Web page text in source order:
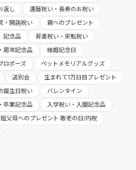
返し
還暦祝い・長寿のお祝い
・開店祝い
親へのプレゼント
記念品
昇進祝い・栄転祝い
周年記念品
結婚記念日
ロポーズ
ペットメモリアルグッズ
送別会
生まれて1万日目プレゼント
誕生日祝い
バレンタイン
卒業記念品
入学祝い・入園記念品
祖父母へのプレゼント 敬老の日/内祝